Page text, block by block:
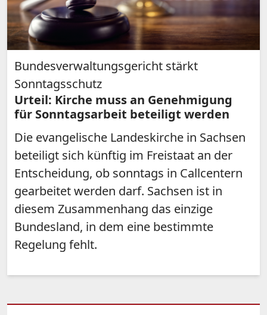
Bundesverwaltungsgericht stärkt
Sonntagsschutz
Urteil: Kirche muss an Genehmigung
für Sonntagsarbeit beteiligt werden
Die evangelische Landeskirche in Sachsen
beteiligt sich künftig im Freistaat an der
Entscheidung, ob sonntags in Callcentern
gearbeitet werden darf. Sachsen ist in
diesem Zusammenhang das einzige
Bundesland, in dem eine bestimmte
Regelung fehlt.